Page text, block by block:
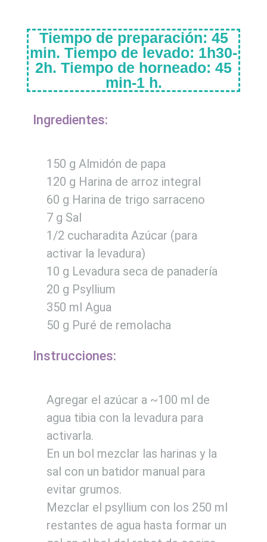
Tiempo de preparación: 45
min. Tiempo de levado: 1h30-
2h. Tiempo de horneado: 45
min-1 h.
Ingredientes:
150 g Almidón de papa
120 g Harina de arroz integral
60 g Harina de trigo sarraceno
7 g Sal
1/2 cucharadita Azúcar (para
activar la levadura)
10 g Levadura seca de panadería
20 g Psyllium
350 ml Agua
50 g Puré de remolacha
Instrucciones:
Agregar el azúcar a ~100 ml de
agua tibia con la levadura para
activarla.
En un bol mezclar las harinas y la
sal con un batidor manual para
evitar grumos.
Mezclar el psyllium con los 250 ml
restantes de agua hasta formar un